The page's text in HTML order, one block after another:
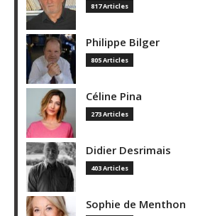
817 Articles
Philippe Bilger
805 Articles
Céline Pina
273 Articles
Didier Desrimais
403 Articles
Sophie de Menthon